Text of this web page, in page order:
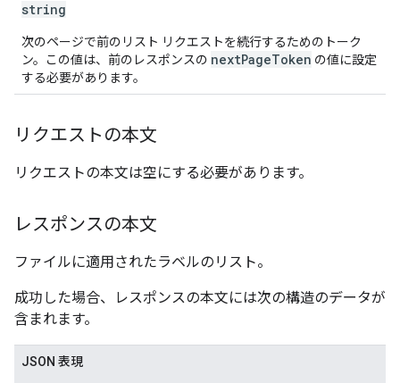
string
次のページで前のリスト リクエストを続行するためのトーク
ン。この値は、前のレスポンスの nextPageToken の値に設定
する必要があります。
リクエストの本文
リクエストの本文は空にする必要があります。
レスポンスの本文
ファイルに適用されたラベルのリスト。
成功した場合、レスポンスの本文には次の構造のデータが
含まれます。
JSON 表現